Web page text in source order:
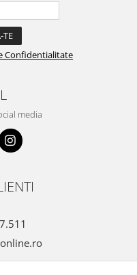
Confidentialitate
media